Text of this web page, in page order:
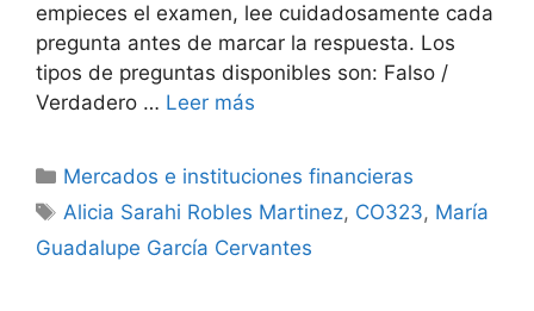
empieces el examen, lee cuidadosamente cada
pregunta antes de marcar la respuesta. Los
tipos de preguntas disponibles son: Falso /
Verdadero … Leer más
Categorías
Mercados e instituciones financieras
Etiquetas
Alicia Sarahi Robles Martinez, CO323, María
Guadalupe García Cervantes